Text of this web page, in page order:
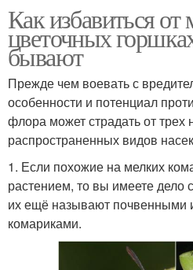
Как избавиться
цветочных
бывают
Прежде чем воевать с
особенности и потенциал
флора может страдать от трех
распространенных видов
1. Если похожие на мелких
растением, то вы имеете дело
их ещё называют почвенными
комариками.